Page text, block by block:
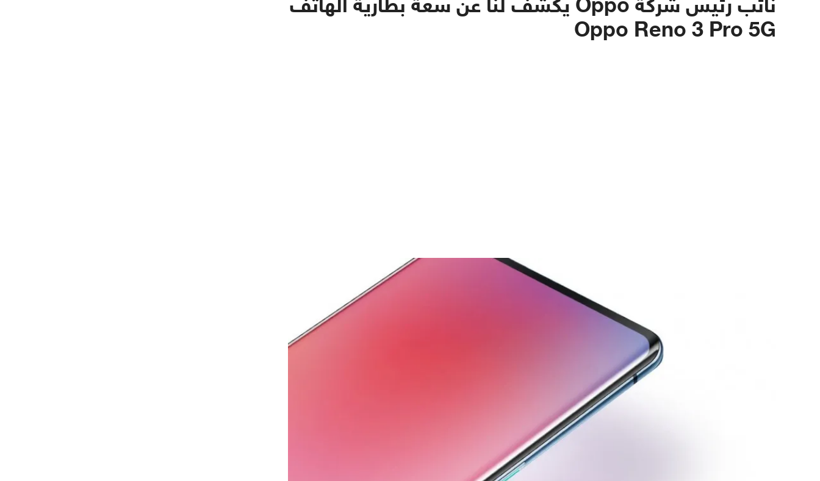
نائب رئيس شركة Oppo يكشف لنا عن سعة بطارية الهاتف
Oppo Reno 3 Pro 5G